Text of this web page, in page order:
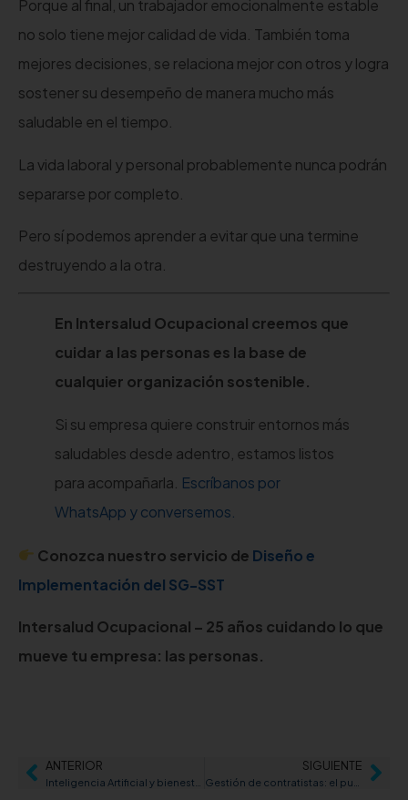
Porque al final, un trabajador emocionalmente estable
no solo tiene mejor calidad de vida. También toma
mejores decisiones, se relaciona mejor con otros y logra
sostener su desempeño de manera mucho más
saludable en el tiempo.
La vida laboral y personal probablemente nunca podrán
separarse por completo.
Pero sí podemos aprender a evitar que una termine
destruyendo a la otra.
En Intersalud Ocupacional creemos que
cuidar a las personas es la base de
cualquier organización sostenible.
Si su empresa quiere construir entornos más
saludables desde adentro, estamos listos
para acompañarla. Escríbanos por
WhatsApp y conversemos.
Conozca nuestro servicio de Diseño e
Implementación del SG-SST
Intersalud Ocupacional – 25 años cuidando lo que
mueve tu empresa: las personas.
ANTERIOR SIGUIENTE